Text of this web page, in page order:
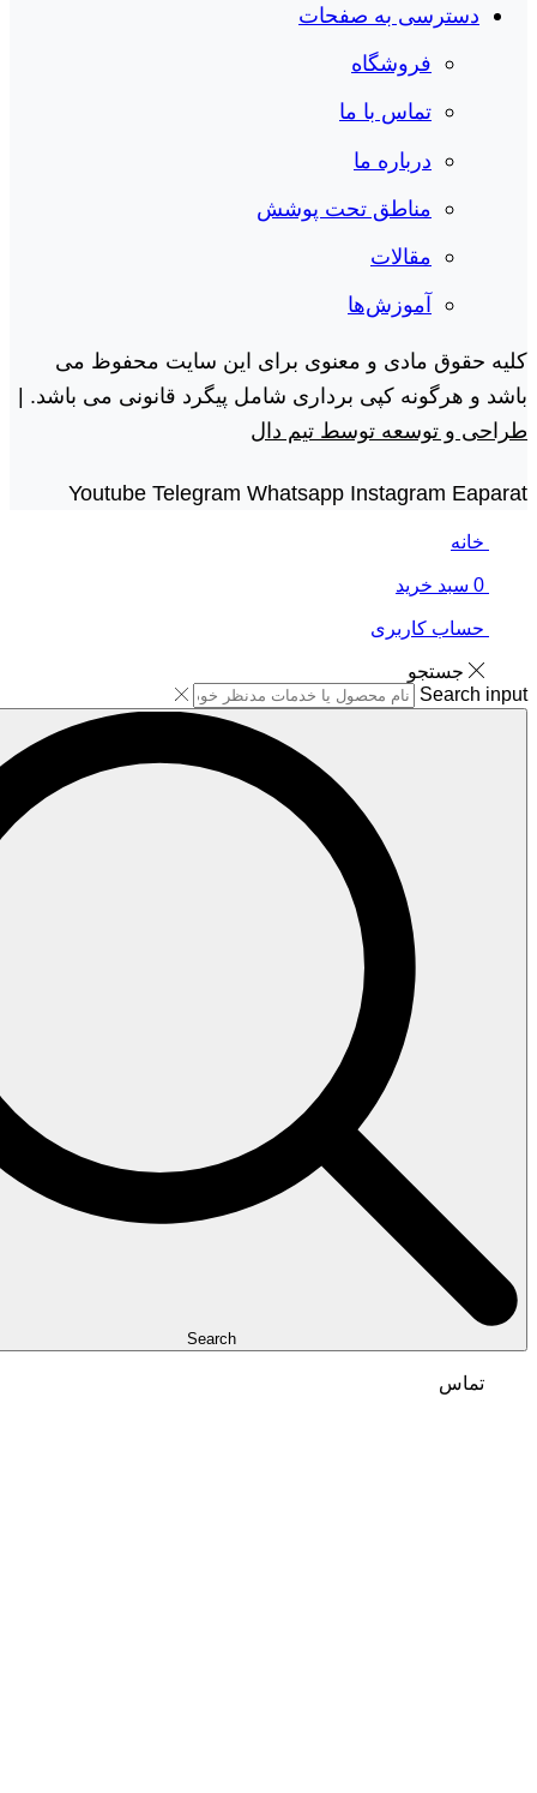
دسترسی به صفحات
فروشگاه
تماس با ما
درباره ما
مناطق تحت پوشش
مقالات
آموزش‌ها
کلیه حقوق مادی و معنوی برای این سایت محفوظ می
باشد و هرگونه کپی برداری شامل پیگرد قانونی می باشد. |
طراحی و توسعه توسط تیم دال
Youtube Telegram Whatsapp Instagram Eaparat
خانه
0 سبد خرید
حساب کاربری
جستجو
Search input
Search
تماس